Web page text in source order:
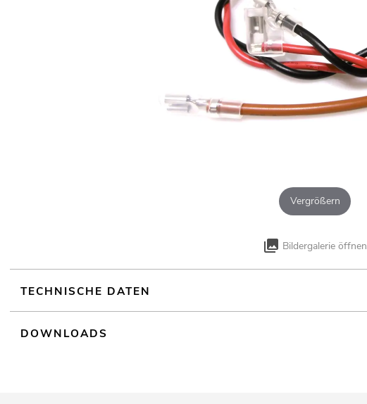
Vergrößern
Bildergalerie öffnen
TECHNISCHE DATEN
DOWNLOADS